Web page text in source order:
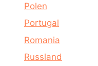
Polen
Portugal
Romania
Russland